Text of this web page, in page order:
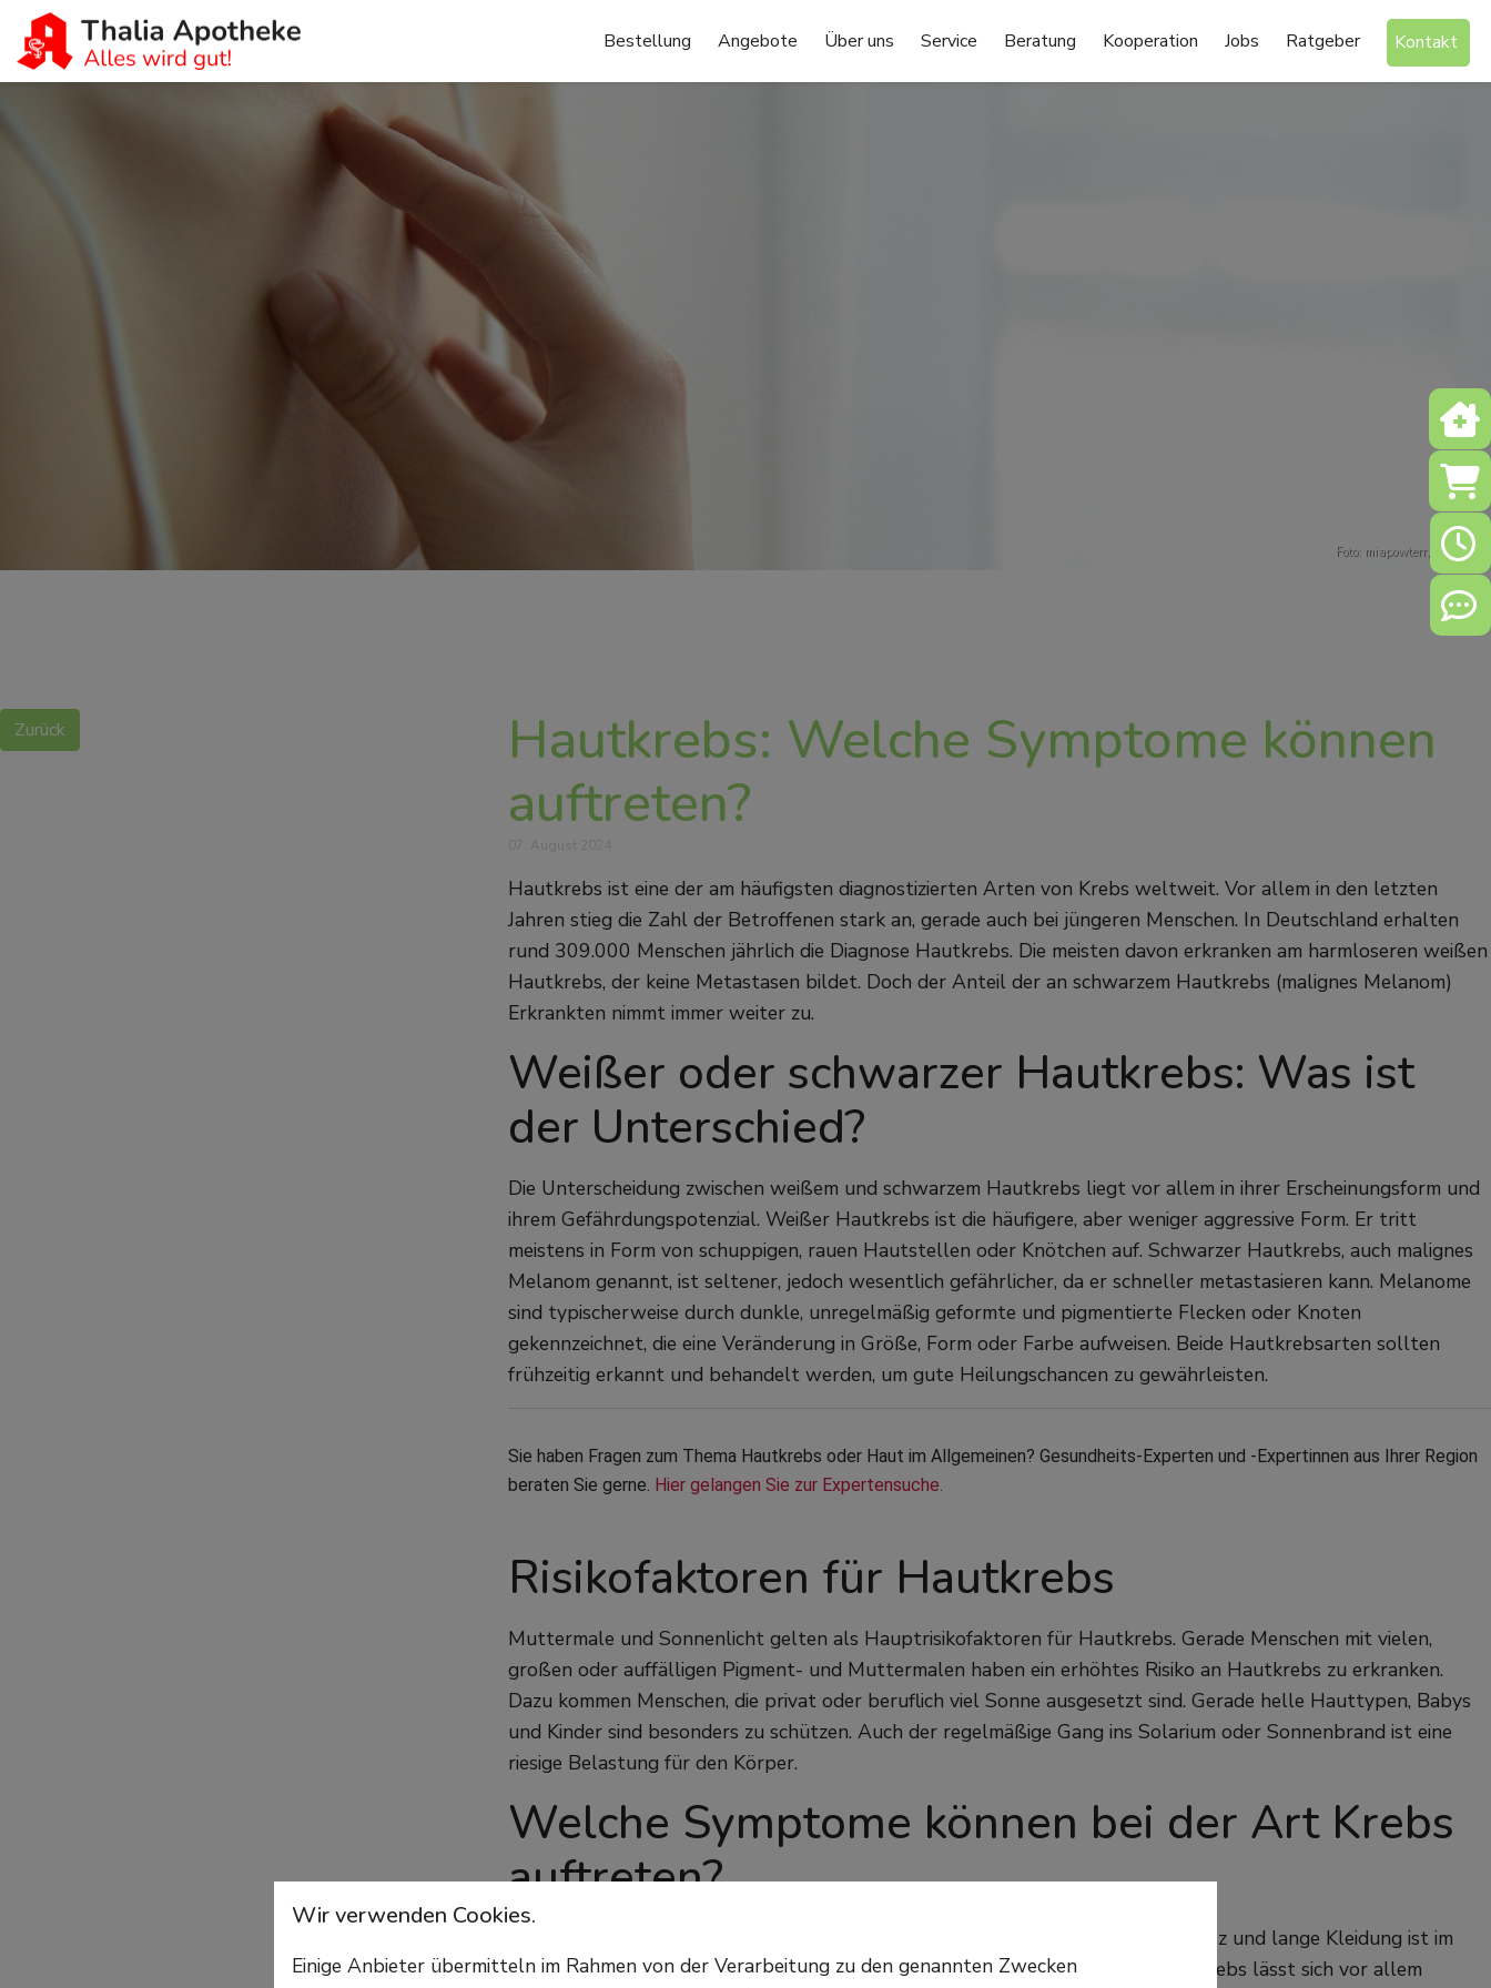
Bestellung Angebote Über uns Service Beratung Kooperation Jobs Ratgeber Kontakt
Shop
Foto: miapowterr, Pixabay
Zurück
Hautkrebs: Welche Symptome können
auftreten?
Hautkrebs ist eine der am häufigsten diagnostizierten Arten von Krebs weltweit. Vor allem in den letzten
Jahren stieg die Zahl der Betroffenen stark an, gerade auch bei jüngeren Menschen. In Deutschland erhalten
rund 309.000 Menschen jährlich die Diagnose Hautkrebs. Die meisten davon erkranken am harmloseren weißen
Hautkrebs, der keine Metastasen bildet. Doch der Anteil der an schwarzem Hautkrebs (malignes Melanom)
Erkrankten nimmt immer weiter zu.
Weißer oder schwarzer Hautkrebs: Was ist
der Unterschied?
Die Unterscheidung zwischen weißem und schwarzem Hautkrebs liegt vor allem in ihrer Erscheinungsform und
ihrem Gefährdungspotenzial. Weißer Hautkrebs ist die häufigere, aber weniger aggressive Form. Er tritt
meistens in Form von schuppigen, rauen Hautstellen oder Knötchen auf. Schwarzer Hautkrebs, auch malignes
Melanom genannt, ist seltener, jedoch wesentlich gefährlicher, da er schneller metastasieren kann. Melanome
sind typischerweise durch dunkle, unregelmäßig geformte und pigmentierte Flecken oder Knoten
gekennzeichnet, die eine Veränderung in Größe, Form oder Farbe aufweisen. Beide Hautkrebsarten sollten
frühzeitig erkannt und behandelt werden, um gute Heilungschancen zu gewährleisten.
Sie haben Fragen zum Thema Hautkrebs oder Haut im Allgemeinen? Gesundheits-Experten und -Expertinnen aus Ihrer Region
beraten Sie gerne. Hier gelangen Sie zur Expertensuche.
Risikofaktoren für Hautkrebs
Muttermale und Sonnenlicht gelten als Hauptrisikofaktoren für Hautkrebs. Gerade Menschen mit vielen,
großen oder auffälligen Pigment- und Muttermalen haben ein erhöhtes Risiko an Hautkrebs zu erkranken.
Dazu kommen Menschen, die privat oder beruflich viel Sonne ausgesetzt sind. Gerade helle Hauttypen, Babys
und Kinder sind besonders zu schützen. Auch der regelmäßige Gang ins Solarium oder Sonnenbrand ist eine
riesige Belastung für den Körper.
Welche Symptome können bei der Art Krebs
auftreten?
Neben der Vorbeugung durch möglichst geringe Sonnenexposition, Sonnenschutz und lange Kleidung ist im
Kampf gegen den Krebs vor allem die Früherkennung wichtig. Schwarzer Hautkrebs lässt sich vor allem
Wir verwenden Cookies.
Einige Anbieter übermitteln im Rahmen von der Verarbeitung zu den genannten Zwecken